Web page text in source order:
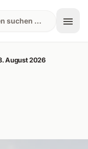
suchen …
August 2026